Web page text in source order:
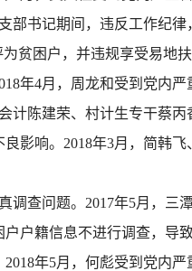
书记期间，违反工作纪
贫困户，并违规享受易地
年4月，周龙和受到党内严
陈建荣、村计生专干蔡丙
影响。2018年3月，简韩
查问题。2017年5月，三
户籍信息不进行调查，导
年5月，何彪受到党内